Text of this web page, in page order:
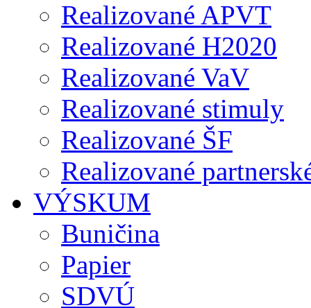
Realizované APVT
Realizované H2020
Realizované VaV
Realizované stimuly
Realizované ŠF
Realizované
VÝSKUM
Buničina
Papier
SDVÚ